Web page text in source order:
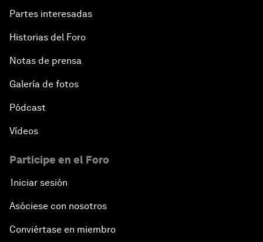
Partes interesadas
Historias del Foro
Notas de prensa
Galería de fotos
Pódcast
Vídeos
Participe en el Foro
Iniciar sesión
Asóciese con nosotros
Conviértase en miembro